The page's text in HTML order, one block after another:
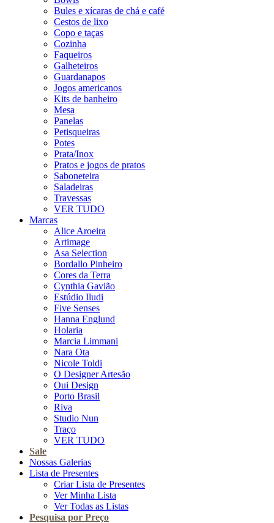
Bules e xícaras de chá e café
Cestos de lixo
Copo e taças
Cozinha
Faqueiros
Galheteiros
Guardanapos
Jogos americanos
Kits de banheiro
Mesa
Panelas
Petisqueiras
Potes
Prata/Inox
Pratos e jogos de pratos
Saboneteira
Saladeiras
Travessas
VER TUDO
Marcas
Alice Aroeira
Artimage
Asa Selection
Bordallo Pinheiro
Cores da Terra
Cynthia Gavião
Estúdio Iludi
Five Senses
Hanna Englund
Holaria
Marcia Limmani
Nara Ota
Nicole Toldi
O Designer Artesão
Oui Design
Porto Brasil
Riva
Studio Nun
Traço
VER TUDO
Sale
Nossas Galerias
Lista de Presentes
Criar Lista de Presentes
Ver Minha Lista
Ver Todas as Listas
Pesquisa por Preço